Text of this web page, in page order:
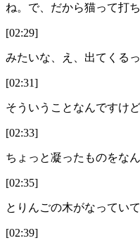
ね。で、だから猫って打
[02:29]
みたいな、え、出てくる
[02:31]
そういうことなんですけど
[02:33]
ちょっと凝ったものをな
[02:35]
とりんごの木がなってい
[02:39]